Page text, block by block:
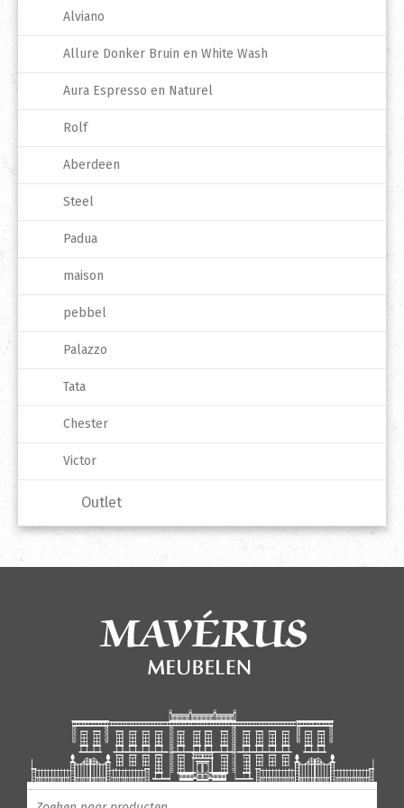
Alviano
Allure Donker Bruin en White Wash
Aura Espresso en Naturel
Rolf
Aberdeen
Steel
Padua
maison
pebbel
Palazzo
Tata
Chester
Victor
Outlet
Producten zoeken